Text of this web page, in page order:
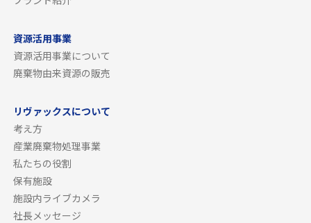
資源活用事業
資源活用事業について
廃棄物由来資源の販売
リヴァックスについて
考え方
産業廃棄物処理事業
私たちの役割
保有施設
施設内ライブカメラ
社長メッセージ